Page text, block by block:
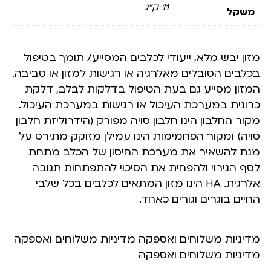
משקל 11 ק"ג
מזון יבש מלא, ייעודי לכלבים המסייע/ תומך בטיפול
בכלבים הסובלים מאלרגיה או רגישות למזון או סביבה.
המזון מסייע גם בעת הטיפול בדלקות לבלב, דלקת
כרונית במערכת העיכול או רגישות במערכת העיכול.
מקור החלבון הינו חלבון סויה מפורק (הידרוליזת חלבון
סויה) ומקור הפחמימות הינו עמילן מזוקק מתירס על
מנת להשאיר את מערכת החיסון של הכלב מתחת
לסף הגירוי ולהפחית את הסיכוי להתפתחות תגובה
אלרגית. HA הינו מזון המתאים לכלבים בכל שלבי
החיים בוגרים וגורים כאחד.
מדיניות משלוחים ואספקה מדיניות משלוחים ואספקה
מדיניות משלוחים ואספקה